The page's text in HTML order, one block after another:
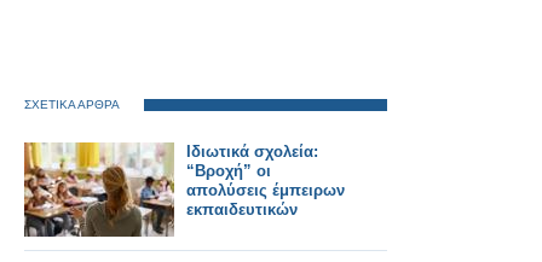
ΣΧΕΤΙΚΑ ΑΡΘΡΑ
Ιδιωτικά σχολεία:
“Βροχή” οι
απολύσεις έμπειρων
εκπαιδευτικών